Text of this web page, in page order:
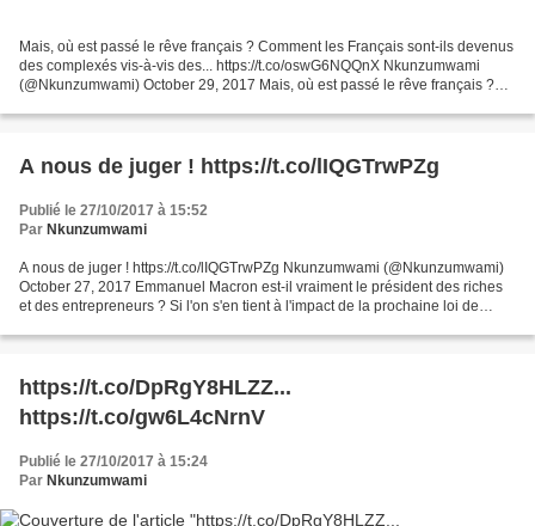
Mais, où est passé le rêve français ? Comment les Français sont-ils devenus
des complexés vis-à-vis des... https://t.co/oswG6NQQnX Nkunzumwami
(@Nkunzumwami) October 29, 2017 Mais, où est passé le rêve français ?
A nous de juger ! https://t.co/lIQGTrwPZg
Publié le 27/10/2017 à 15:52
Par Nkunzumwami
A nous de juger ! https://t.co/lIQGTrwPZg Nkunzumwami (@Nkunzumwami)
October 27, 2017 Emmanuel Macron est-il vraiment le président des riches
et des entrepreneurs ? Si l'on s'en tient à l'impact de la prochaine loi de
https://t.co/DpRgY8HLZZ...
https://t.co/gw6L4cNrnV
Publié le 27/10/2017 à 15:24
Par Nkunzumwami